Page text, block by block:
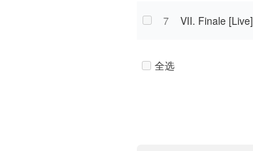
7 VII. Finale [Live]
全选